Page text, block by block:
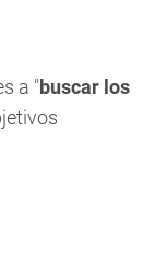
a "buscar los